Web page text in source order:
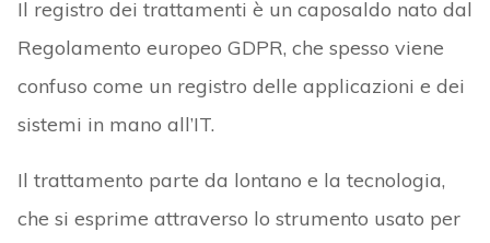
Il registro dei trattamenti è un caposaldo nato dal
Regolamento europeo GDPR, che spesso viene
confuso come un registro delle applicazioni e dei
sistemi in mano all’IT.
Il trattamento parte da lontano e la tecnologia,
che si esprime attraverso lo strumento usato per